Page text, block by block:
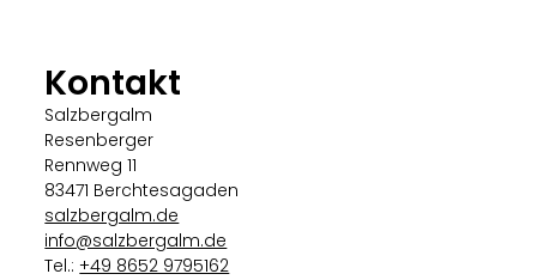
Kontakt
Salzbergalm
Resenberger
Rennweg 11
83471 Berchtesagaden
salzbergalm.de
info@salzbergalm.de
Tel.:+49 8652 9795162